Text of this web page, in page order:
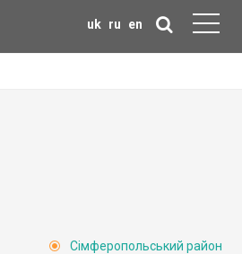
uk ru en
Сімферопольський район